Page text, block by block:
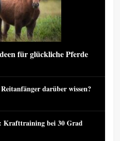
für glückliche Pferde
darüber wissen?
Krafttraining bei 30 Grad